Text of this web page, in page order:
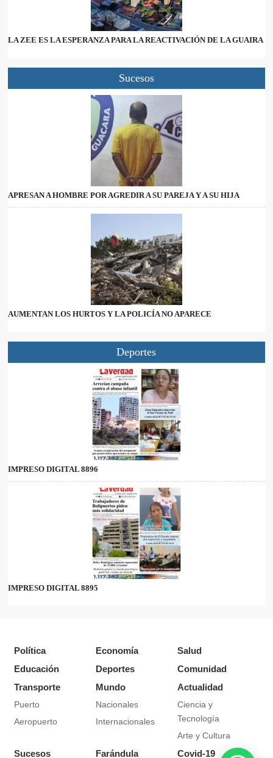
LA ZEE ES LA ESPERANZA PARA LA REACTIVACIÓN DE LA GUAIRA
Sucesos
APRESAN A HOMBRE POR AGREDIR A SU PAREJA Y A SU HIJA
AUMENTAN LOS HURTOS Y LA POLICÍA NO APARECE
Deportes
IMPRESO DIGITAL 8896
IMPRESO DIGITAL 8895
Política Economía
Salud
Educación
Deportes
Comunidad
Transporte
Puerto
Aeropuerto
Mundo
Nacionales
Internacionales
Actualidad
Ciencia y
Tecnología
Arte y Cultura
Sucesos Farándula Covid-19